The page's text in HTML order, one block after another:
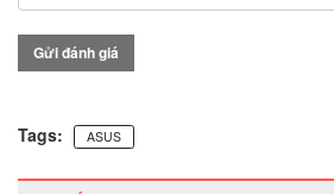
Gửi đánh giá
Tags: ASUS